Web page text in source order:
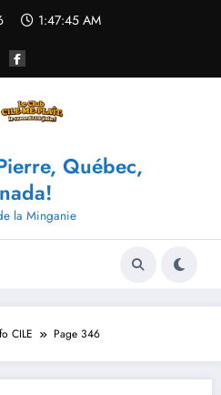
1:47:45 AM
Québec,
la Minganie
CILE Page 346